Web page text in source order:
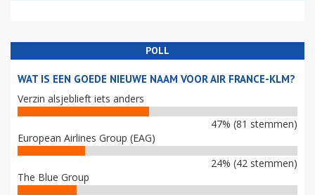
POLL
WAT IS EEN GOEDE NIEUWE NAAM VOOR AIR FRANCE-KLM?
Verzin alsjeblieft iets anders
47% (81 stemmen)
European Airlines Group (EAG)
24% (42 stemmen)
The Blue Group